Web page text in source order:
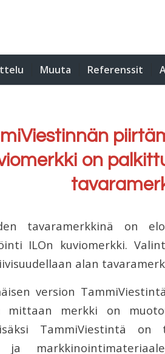
Muuta Referenssit
on
tavaramerkkinä on
ILOn kuviomerkki.
alan
version
merkki on
TammiViestintä
ja